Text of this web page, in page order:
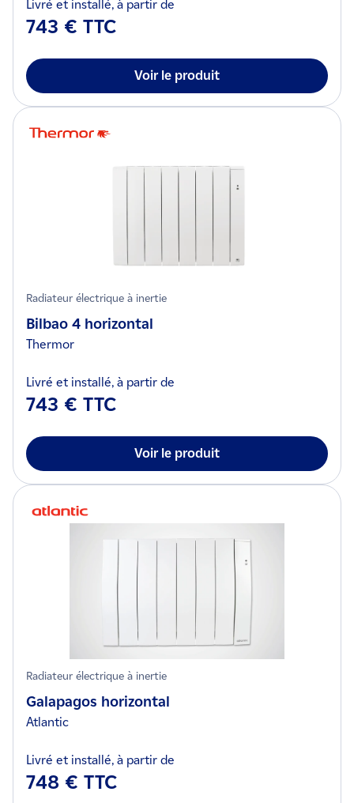
Livré et installé, à partir de
743 € TTC
Voir le produit
Radiateur électrique à inertie
Bilbao 4 horizontal
Thermor
Livré et installé, à partir de
743 € TTC
Voir le produit
Radiateur électrique à inertie
Galapagos horizontal
Atlantic
Livré et installé, à partir de
748 € TTC